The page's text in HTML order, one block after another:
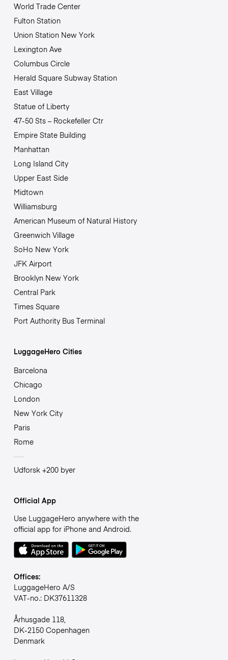
World Trade Center
Fulton Station
Union Station New York
Lexington Ave
Columbus Circle
Herald Square Subway Station
East Village
Statue of Liberty
47-50 Sts – Rockefeller Ctr
Empire State Building
Manhattan
Long Island City
Upper East Side
Midtown
Williamsburg
American Museum of Natural History
Greenwich Village
SoHo New York
JFK Airport
Brooklyn New York
Central Park
Times Square
Port Authority Bus Terminal
LuggageHero Cities
Barcelona
Chicago
London
New York City
Paris
Rome
Udforsk +200 byer
Official App
Use LuggageHero anywhere with the
official app for iPhone and Android.
Offices:
LuggageHero A/S
VAT-no.: DK37611328
Århusgade 118,
DK-2150 Copenhagen
Denmark